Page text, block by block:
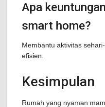
Apa
smart home?
Membantu aktivitas
efisien.
Kesimpulan
Rumah yang nyaman